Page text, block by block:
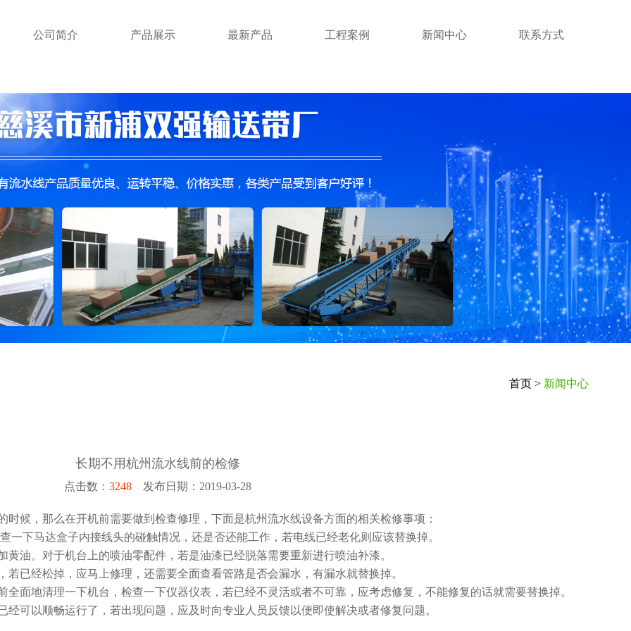
公司简介 产品展示 最新产品 工程案例 新闻中心 联系方式
首页 > 新闻中心
长期不用杭州流水线前的检修
点击数： 3248 发布日期：2019-03-28
候，那么在开机前需要做到检查修理，下面是杭州流水线设备方面的相关检修事项：
一下马达盒子内接线头的碰触情况，还是否还能工作，若电线已经老化则应该替换掉。
油。对于机台上的喷油零配件，若是油漆已经脱落需要重新进行喷油补漆。
已经松掉，应马上修理，还需要全面查看管路是否会漏水，有漏水就替换掉。
面地清理一下机台，检查一下仪器仪表，若已经不灵活或者不可靠，应考虑修复，不能修复的话就需要替换掉。
可以顺畅运行了，若出现问题，应及时向专业人员反馈以便即使解决或者修复问题。